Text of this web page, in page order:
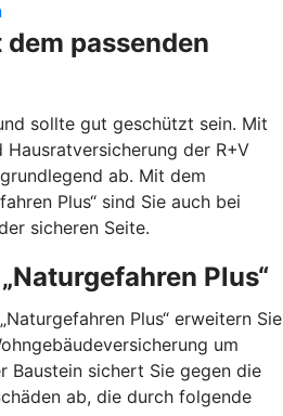
passenden
sollte gut geschützt sein. Mit
der R+V
ab. Mit dem
Plus“ sind Sie auch bei
sicheren Seite.
Plus“
Plus“ erweitern Sie
um
Baustein sichert Sie gegen die
ab, die durch folgende